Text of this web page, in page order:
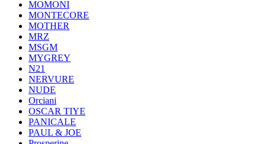
MOMONI
MONTECORE
MOTHER
MRZ
MSGM
MYGREY
N21
NERVURE
NUDE
Orciani
OSCAR TIYE
PANICALE
PAUL & JOE